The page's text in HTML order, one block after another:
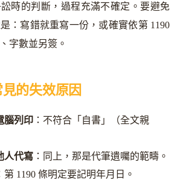
時的判斷，過程充滿不確定。要避免
：寫錯就重寫一份，或確實依第 1190
字數並另簽。
的失效原因
腦列印：不符合「自書」（全文親
人代寫：同上，那是代筆遺囑的範疇。
第 1190 條明定要記明年月日。